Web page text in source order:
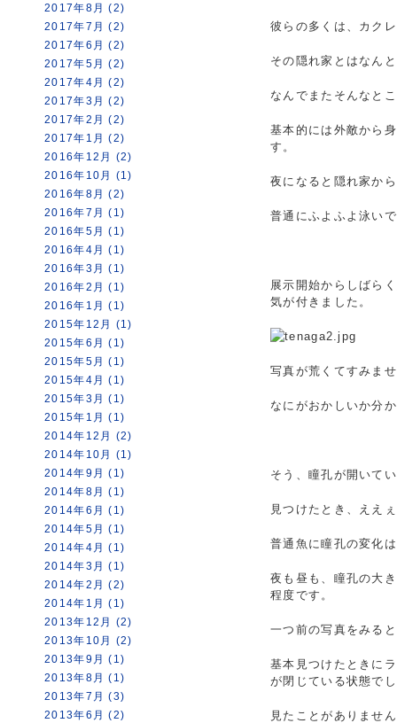
2017年8月 (2)
2017年7月 (2)
2017年6月 (2)
2017年5月 (2)
2017年4月 (2)
2017年3月 (2)
2017年2月 (2)
2017年1月 (2)
2016年12月 (2)
2016年10月 (1)
2016年8月 (2)
2016年7月 (1)
2016年5月 (1)
2016年4月 (1)
2016年3月 (1)
2016年2月 (1)
2016年1月 (1)
2015年12月 (1)
2015年6月 (1)
2015年5月 (1)
2015年4月 (1)
2015年3月 (1)
2015年1月 (1)
2014年12月 (2)
2014年10月 (1)
2014年9月 (1)
2014年8月 (1)
2014年6月 (1)
2014年5月 (1)
2014年4月 (1)
2014年3月 (1)
2014年2月 (2)
2014年1月 (1)
2013年12月 (2)
2013年10月 (2)
2013年9月 (1)
2013年8月 (1)
2013年7月 (3)
2013年6月 (2)
彼らの多くは、カク
その隠れ家とはなん
なんでまたそんなと
基本的には外敵から
す。
夜になると隠れ家か
普通にふよふよ泳い
展示開始からしばら
気が付きました。
写真が荒くてすみま
なにがおかしいか分
そう、瞳孔が開いて
見つけたとき、ええ
普通魚に瞳孔の変化
夜も昼も、瞳孔の大
程度です。
一つ前の写真をみる
基本見つけたときに
が閉じている状態で
見たことがありませ